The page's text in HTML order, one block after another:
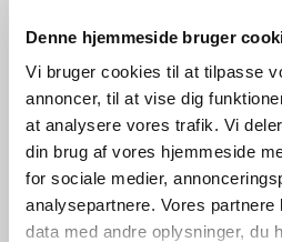
Denne hjemmeside bruger
Vi bruger cookies til at tilpasse
annoncer, til at vise dig
at analysere vores trafik. Vi
din brug af vores hjemmeside
for sociale medier,
analysepartnere. Vores
data med andre oplysninger, du
flere forskellige
Bodytoning, Håndbold,
kvinder,
Motion, Stepbænk og
Læs meget mere om
på hjemmesiden under